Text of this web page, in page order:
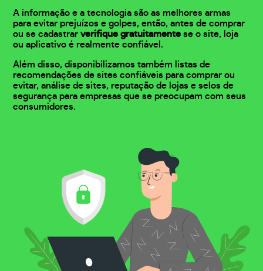
A informação e a tecnologia são as melhores armas
para evitar prejuízos e golpes, então, antes de comprar
ou se cadastrarverifique gratuitamente se o site, loja
ou aplicativo é realmente confiável.
Além disso, disponibilizamos também listas de
recomendações de sites confiáveis para comprar ou
evitar, análise de sites, reputação de lojas e selos de
segurança para empresas que se preocupam com seus
consumidores.